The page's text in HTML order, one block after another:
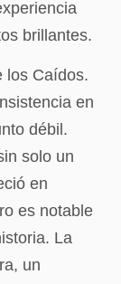
brillantes.
los Caídos.
en
débil.
solo un
en
es notable
La
un